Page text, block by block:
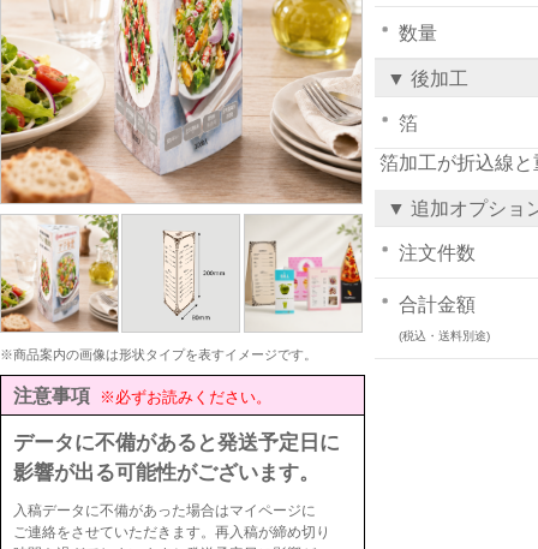
※商品案内の画像は形状タイプを表すイメージです。
注意事項 ※必ずお読みください。
データに不備があると発送予定日に
影響が出る可能性がございます。
入稿データに不備があった場合はマイページに
ご連絡をさせていただきます。再入稿が締め切り
数量
▼ 後加工
箔
箔加工が折込線
▼ 追加オプショ
注文件数
合計金額
(税込・送料別途)